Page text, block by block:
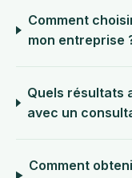
Comment
mon entreprise
Quels résultats
avec un
Comment